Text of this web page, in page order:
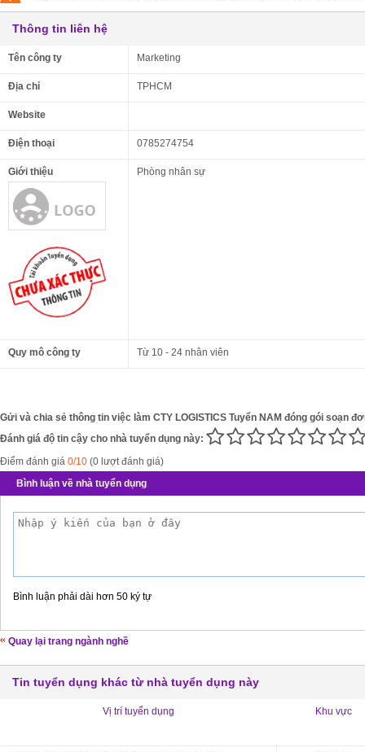
Thông tin liên hệ
Tên công ty Marketing
Địa chỉ TPHCM
Website
Điện thoại 0785274754
Giới thiệu Phòng nhân sự
Quy mô công ty Từ 10 - 24 nhân viên
Gửi và chia sẻ thông tin việc làm CTY LOGISTICS Tuyển NAM đóng gói soạn
Đánh giá độ tin cậy cho nhà tuyển dụng này:
Điểm đánh giá 0/10 (0 lượt đánh giá)
Bình luận về nhà tuyển dụng
Bình luận phải dài hơn 50 ký tự
Quay lại trang ngành nghề
Tin tuyển dụng khác từ nhà tuyển dụng này
Vị trí tuyển dụng Khu vực